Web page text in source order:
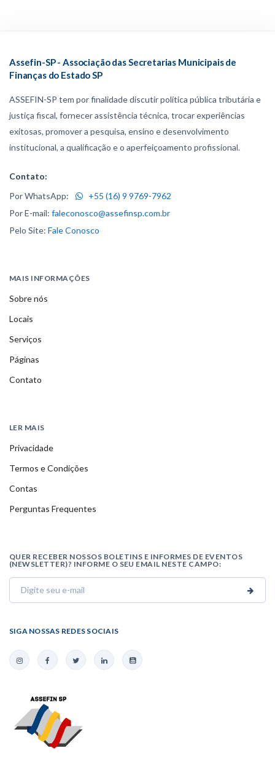
Assefin-SP - Associação das Secretarias Municipais de
Finanças do Estado SP
ASSEFIN-SP tem por finalidade discutir política pública tributária e
justiça fiscal, fornecer assistência técnica, trocar experiências
exitosas, promover a pesquisa, ensino e desenvolvimento
institucional, a qualificação e o aperfeiçoamento profissional.
Contato:
Por WhatsApp:
+55 (16) 9 9769-7962
Por E-mail: faleconosco@assefinsp.com.br
Pelo Site: Fale Conosco
MAIS INFORMAÇÕES
Sobre nós
Locais
Serviços
Páginas
Contato
LER MAIS
Privacidade
Termos e Condições
Contas
Perguntas Frequentes
QUER RECEBER NOSSOS BOLETINS E INFORMES DE EVENTOS
(NEWSLETTER)? INFORME O SEU EMAIL NESTE CAMPO:
SIGA NOSSAS REDES SOCIAIS